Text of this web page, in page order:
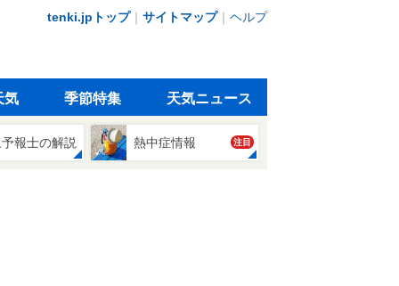
tenki.jpトップ｜ サイトマップ｜ ヘルプ
気 季節特集 天気ニュース
報士の解説 熱中症情報 注目